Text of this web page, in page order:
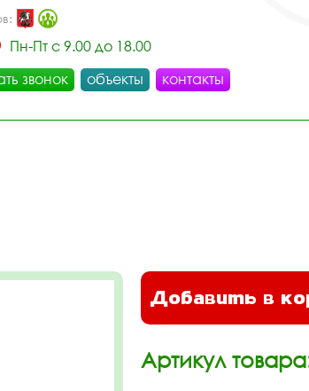
Пн-Пт с 9.00 до 18.00
звонок объекты контакты
Добавить в
Артикул